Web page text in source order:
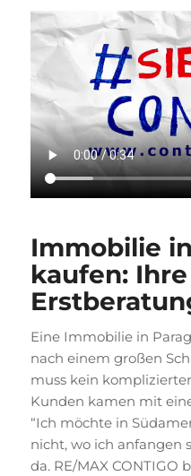
Immobilie
kaufen:
Eine Immobilie in
nach einem großen
muss kein
Kunden kamen mit
“Ich möchte in
nicht, wo ich anfangen
da. RE/MAX CONTIGO